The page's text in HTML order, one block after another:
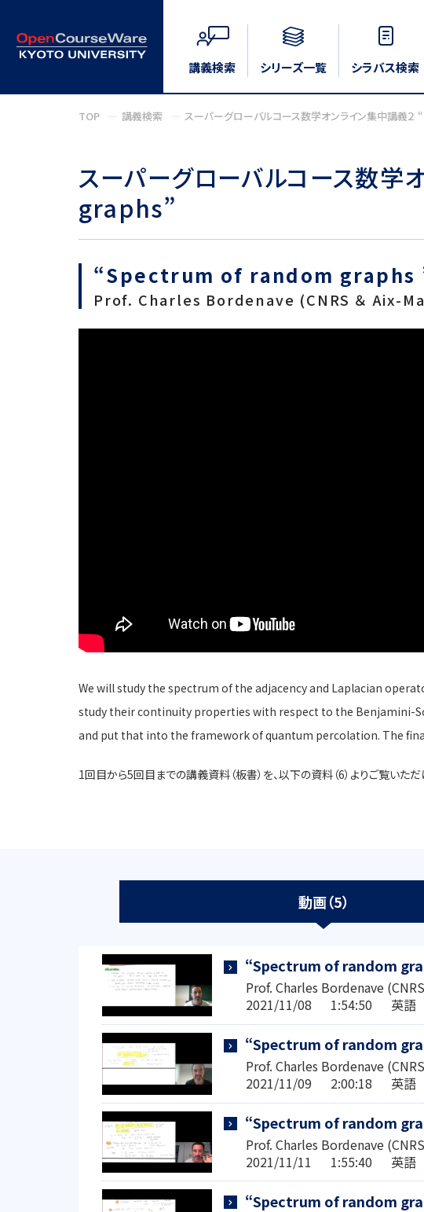
講義検索 シリーズ一覧 シラバス検索
TOP 講義検索 スーパーグローバルコース数学オンライン集中講
スーパーグローバルコース数
graphs”
“Spectrum of random graphs
Prof. Charles Bordenave (CNRS ＆ Aix-
We will study the spectrum of the adjacency and Laplacian
study their continuity properties with respect to the Benjamini-
and put that into the framework of quantum percolation. The
1回目から5回目までの講義資料（板書）を、以下の資料（6）よりご覧いただ
動画（5）
“Spectrum of random
Prof. Charles Bordenave
2021/11/08 1:54:50 英語
“Spectrum of random
Prof. Charles Bordenave
2021/11/09 2:00:18 英語
“Spectrum of random
Prof. Charles Bordenave
2021/11/11 1:55:40 英語
“Spectrum of random